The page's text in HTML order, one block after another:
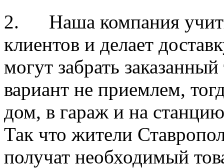
2. Наша компания
клиентов и делает
могут забрать
вариант не приемлем,
дом, в гараж и на
Так что жители
получат необходимый